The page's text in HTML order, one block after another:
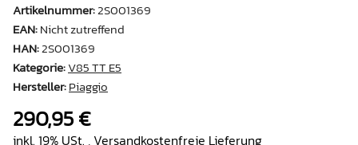
Artikelnummer:2S001369
EAN:Nicht zutreffend
HAN:2S001369
Kategorie:V85 TT E5
Hersteller:Piaggio
290,95 €
inkl. 19% USt. , Versandkostenfreie Lieferung